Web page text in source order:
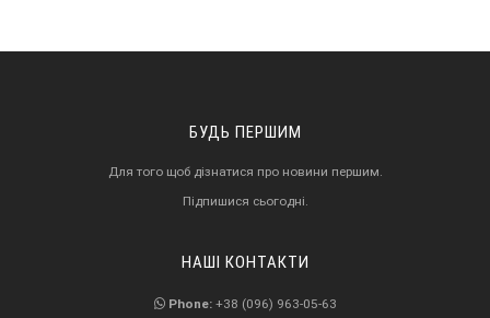
БУДЬ ПЕРШИМ
Для того щоб дізнатися про новини першим.
Підпишися сьогодні.
НАШІ КОНТАКТИ
Phone: +38 (096) 963-05-63